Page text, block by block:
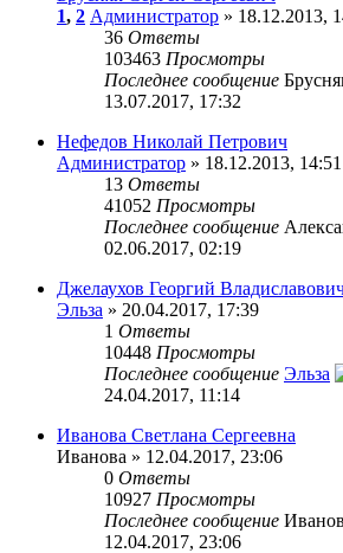
1, 2 Администратор » 18.12.2013,
36 Ответы
103463 Просмотры
Последнее сообщение
13.07.2017, 17:32
Нефедов Николай Петрович
Администратор » 18.12.2013, 14:51
13 Ответы
41052 Просмотры
Последнее сообщение
02.06.2017, 02:19
Джелаухов Георгий
Эльза » 20.04.2017, 17:39
1 Ответы
10448 Просмотры
Последнее сообщение Эльза
24.04.2017, 11:14
Иванова Светлана Сергеевна
Иванова » 12.04.2017, 23:06
0 Ответы
10927 Просмотры
Последнее сообщение
12.04.2017, 23:06